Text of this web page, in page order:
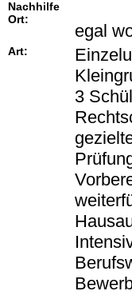
Nachhilfe
Ort:
egal
Art:
3